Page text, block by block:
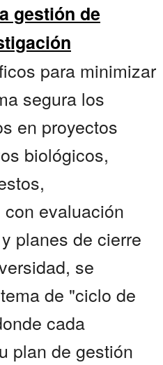
gestión de
para minimizar
segura los
en proyectos
biológicos,
evaluación
planes de cierre
se
de "ciclo de
cada
plan de gestión